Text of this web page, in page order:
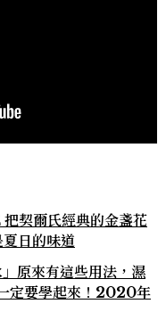
契爾氏經典的金盞花
日的味道
原來有這些用法，濕
定要學起來！2020年